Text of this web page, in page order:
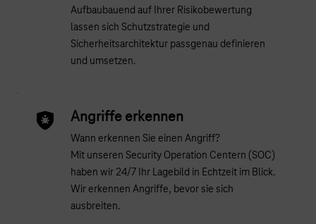
Aufbaubauend auf Ihrer Risikobewertung
lassen sich Schutzstrategie und
Sicherheitsarchitektur passgenau definieren
und umsetzen.
Angriffe erkennen
Wann erkennen Sie einen Angriff?
Mit unseren Security Operation Centern (SOC)
haben wir 24/7 Ihr Lagebild in Echtzeit im Blick.
Wir erkennen Angriffe, bevor sie sich
ausbreiten.